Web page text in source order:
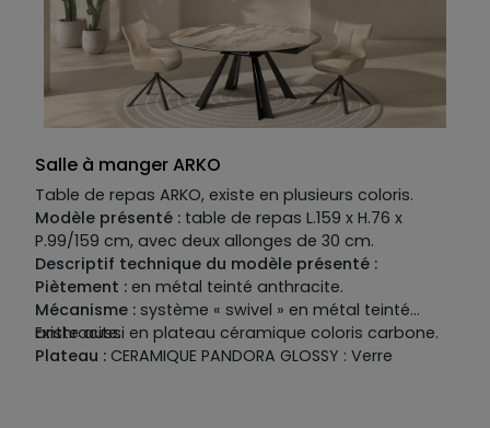
Salle à manger ARKO
Table de repas ARKO, existe en plusieurs coloris.
Modèle présenté : table de repas L.159 x H.76 x
P.99/159 cm, avec deux allonges de 30 cm.
Descriptif technique du modèle présenté :
Piètement : en métal teinté anthracite.
Mécanisme : système « swivel » en métal teinté
anthracite.
Plateau : CERAMIQUE PANDORA GLOSSY : Verre
Existe aussi en plateau céramique coloris carbone.